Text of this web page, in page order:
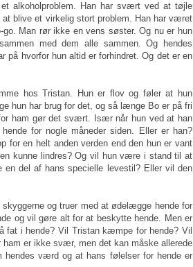
alkoholproblem. Han har svært ved at tøjle
blive et virkelig stort problem. Han har været
Man rør ikke en vens søster. Og nu er hun
med dem alle sammen. Og hendes
på hvorfor hun altid er forhindret. Og det er en
hos Tristan. Hun er flov og føler at hun
hun har brug for det, og så længe Bo er på fri
ham gør det svært. Især når hun ved at han
for nogle måneder siden. Eller er han?
for en helt anden verden end den hun er vant
kunne lindres? Og vil hun være i stand til at
del af hans specielle levestil? Eller vil den
og truer med at ødelægge hende for
og vil gøre alt for at beskytte hende. Men er
i hende? Vil Tristan kæmpe for hende? Vil
ham er ikke svær, men det kan måske allerede
værd og at hans følelser for hende er